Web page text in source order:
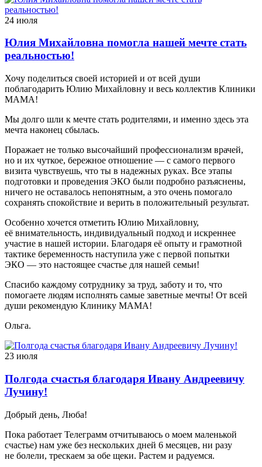
24 июля
Юлия Михайловна помогла нашей мечте стать
реальностью!
Хочу поделиться своей историей и от всей души
поблагодарить Юлию Михайловну и весь коллектив Клиники
МАМА!
Мы долго шли к мечте стать родителями, и именно здесь эта
мечта наконец сбылась.
Поражает не только высочайший профессионализм врачей,
но и их чуткое, бережное отношение — с самого первого
визита чувствуешь, что ты в надежных руках. Все этапы
подготовки и проведения ЭКО были подробно разъяснены,
ничего не оставалось непонятным, а это очень помогало
сохранять спокойствие и верить в положительный результат.
Особенно хочется отметить Юлию Михайловну,
её внимательность, индивидуальный подход и искреннее
участие в нашей истории. Благодаря её опыту и грамотной
тактике беременность наступила уже с первой попытки
ЭКО — это настоящее счастье для нашей семьи!
Спасибо каждому сотруднику за труд, заботу и то, что
помогаете людям исполнять самые заветные мечты! От всей
души рекомендую Клинику МАМА!
Ольга.
23 июля
Полгода счастья благодаря Ивану Андреевичу
Лучину!
Добрый день, Люба!
Пока работает Телеграмм отчитываюсь о моем маленькой
счастье) нам уже без нескольких дней 6 месяцев, ни разу
не болели, трескаем за обе щеки. Растем и радуемся.